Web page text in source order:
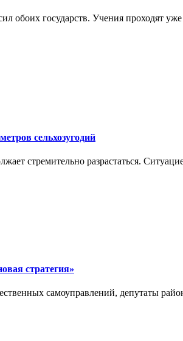
государств. Учения проходят
сельхозугодий
стремительно разрастаться.
стратегия»
самоуправлений, депутаты